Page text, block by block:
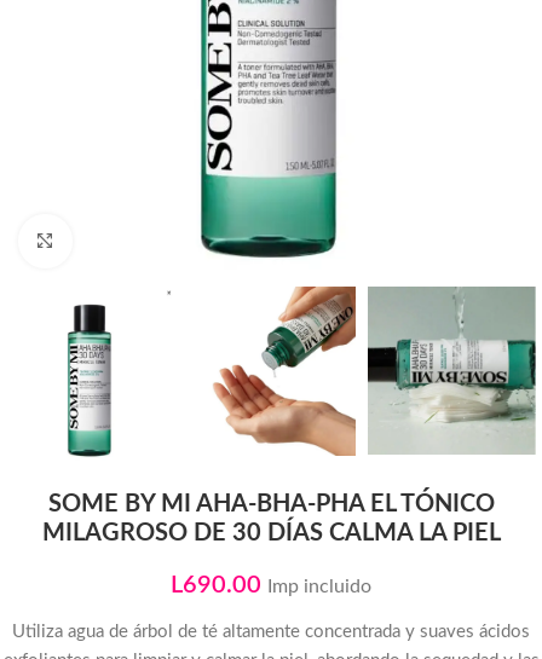
SOME BY MI AHA-BHA-PHA EL TÓNICO
MILAGROSO DE 30 DÍAS CALMA LA PIEL
L690.00 Imp incluido
Utiliza agua de árbol de té altamente concentrada y suaves ácidos